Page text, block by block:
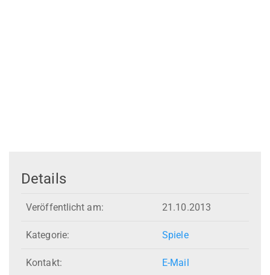
Details
Veröffentlicht am: 21.10.2013
Kategorie: Spiele
Kontakt: E-Mail